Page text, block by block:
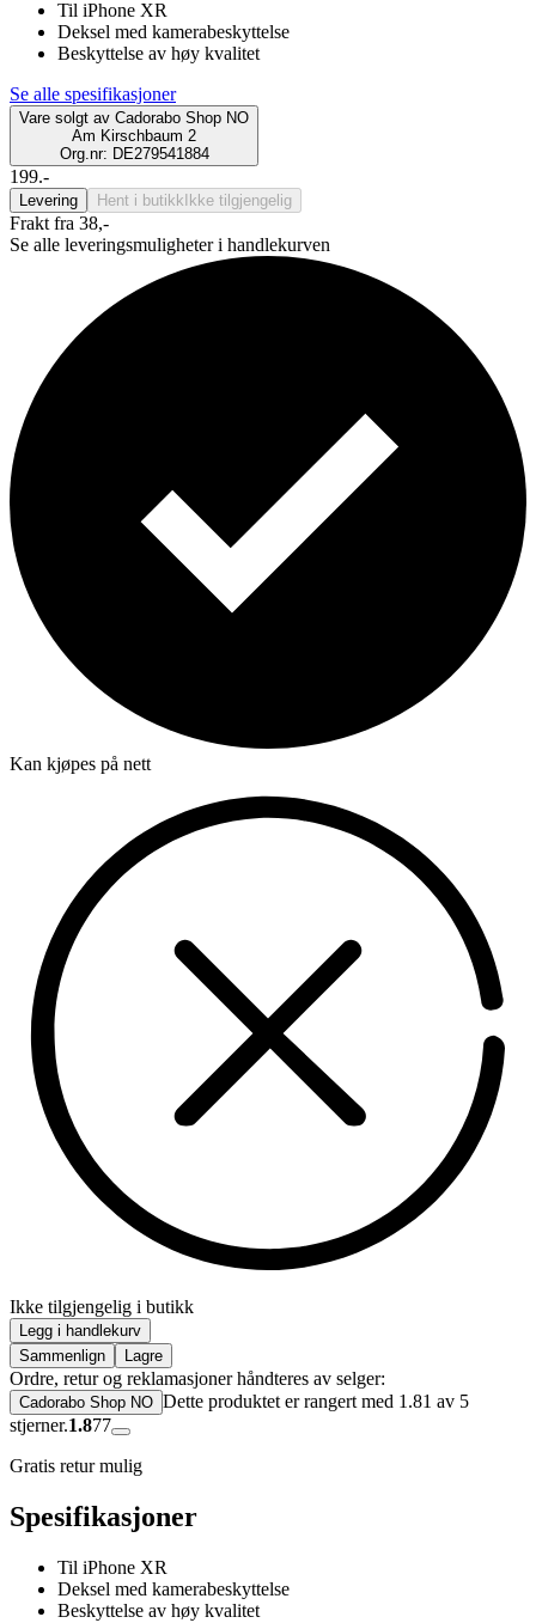
Til iPhone XR
Deksel med kamerabeskyttelse
Beskyttelse av høy kvalitet
Se alle spesifikasjoner
Vare solgt av Cadorabo Shop NO
Am Kirschbaum 2
Org.nr: DE279541884
199.-
Levering Hent i butikk Ikke tilgjengelig
Frakt fra 38,-
Se alle leveringsmuligheter i handlekurven
Kan kjøpes på nett
Ikke tilgjengelig i butikk
Legg i handlekurv
Sammenlign
Lagre
Ordre, retur og reklamasjoner håndteres av selger:
Cadorabo Shop NO Dette produktet er rangert med 1.81 av 5
stjerner.1.877
Gratis retur mulig
Spesifikasjoner
Til iPhone XR
Deksel med kamerabeskyttelse
Beskyttelse av høy kvalitet